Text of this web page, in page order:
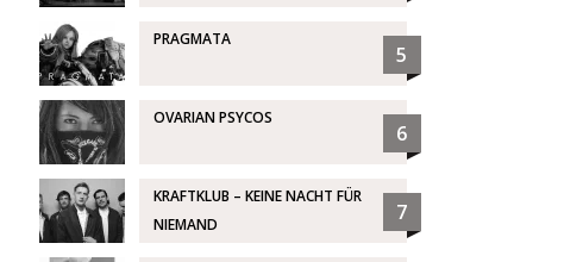
PRAGMATA
5
OVARIAN PSYCOS
6
KRAFTKLUB – KEINE NACHT FÜR
NIEMAND
7